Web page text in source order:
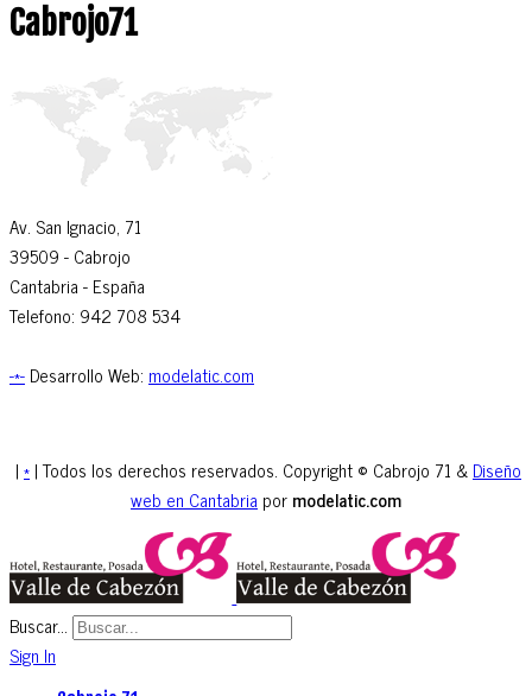
Cabrojo71
Av. San Ignacio, 71
39509 - Cabrojo
Cantabria - España
Telefono: 942 708 534
-*- Desarrollo Web: modelatic.com
| * | Todos los derechos reservados. Copyright © Cabrojo 71 & Diseño
web en Cantabria por modelatic.com
Buscar...
Sign In